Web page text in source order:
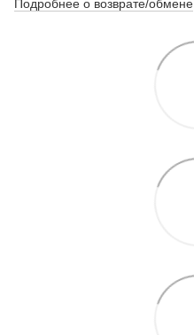
Подробнее о возврате/обмене